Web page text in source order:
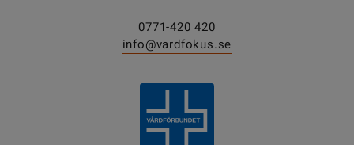
0771-420 420
info@vardfokus.se